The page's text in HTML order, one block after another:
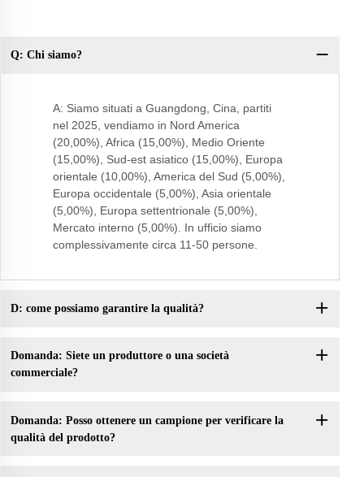
Q: Chi siamo?
A: Siamo situati a Guangdong, Cina, partiti
nel 2025, vendiamo in Nord America
(20,00%), Africa (15,00%), Medio Oriente
(15,00%), Sud-est asiatico (15,00%), Europa
orientale (10,00%), America del Sud (5,00%),
Europa occidentale (5,00%), Asia orientale
(5,00%), Europa settentrionale (5,00%),
Mercato interno (5,00%). In ufficio siamo
complessivamente circa 11-50 persone.
D: come possiamo garantire la qualità?
Domanda: Siete un produttore o una società
commerciale?
Domanda: Posso ottenere un campione per verificare la
qualità del prodotto?